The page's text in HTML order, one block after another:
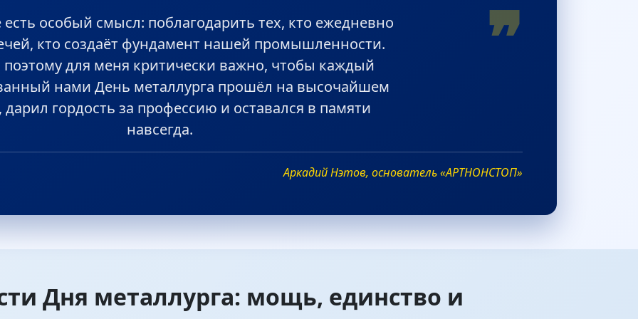
особый смысл: поблагодарить тех, кто ежедневно
кто создаёт фундамент нашей промышленности.
для меня критически важно, чтобы каждый
нами День металлурга прошёл на высочайшем
дарил гордость за профессию и оставался в памяти
навсегда.
❞
Аркадий Нэтов, основатель «АРТНОНСТОП»
Дня металлурга: мощь, единство и